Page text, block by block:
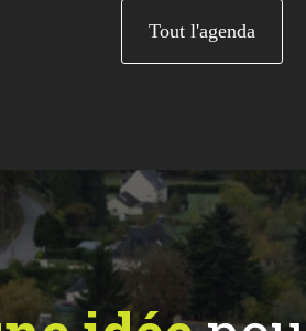
Tout l'agenda